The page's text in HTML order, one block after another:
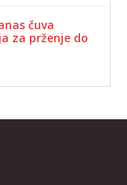
čuva
za prženje do
10431 Sveta